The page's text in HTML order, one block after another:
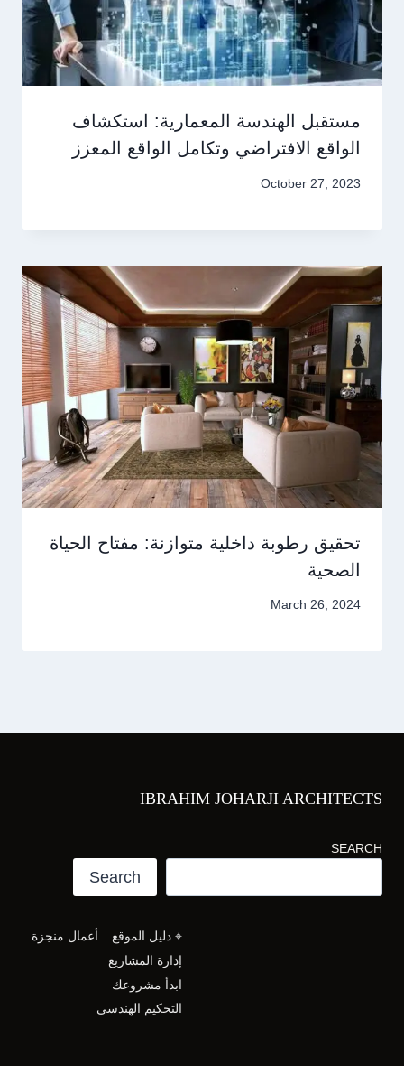
مستقبل الهندسة المعمارية: استكشاف
الواقع الافتراضي وتكامل الواقع المعزز
October 27, 2023
تحقيق رطوبة داخلية متوازنة: مفتاح الحياة
الصحية
March 26, 2024
IBRAHIM JOHARJI ARCHITECTS
SEARCH
Search
⌖ دليل الموقع
أعمال منجزة
إدارة المشاريع
ابدأ مشروعك
التحكيم الهندسي